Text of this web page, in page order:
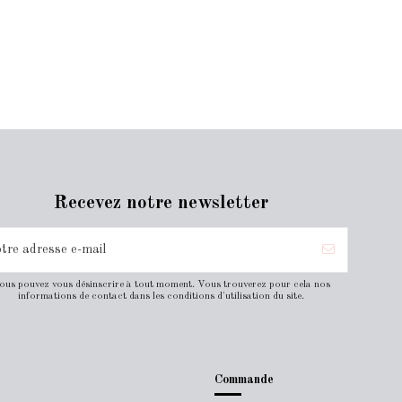
Recevez notre newsletter
pouvez vous désinscrire à tout moment. Vous trouverez pour cela nos
informations de contact dans les conditions d'utilisation du site.
Commande